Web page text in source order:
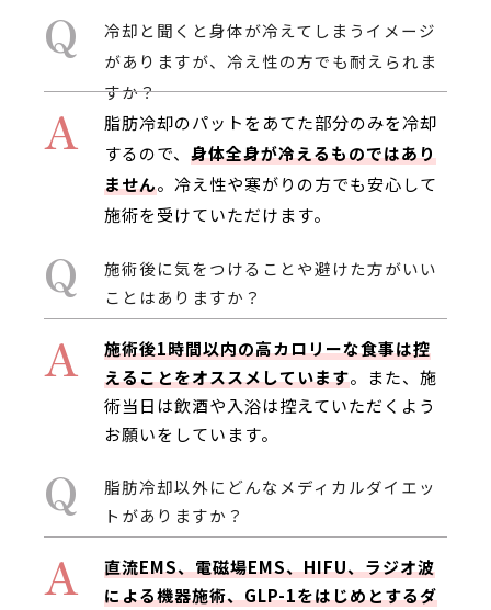
Q
冷却と聞くと身体が冷えてしまうイメージ
がありますが、冷え性の方でも耐えられま
すか？
A
脂肪冷却のパットをあてた部分のみを冷却
するので、身体全身が冷えるものではあり
ません。冷え性や寒がりの方でも安心して
施術を受けていただけます。
Q
施術後に気をつけることや避けた方がいい
ことはありますか？
A
施術後1時間以内の高カロリーな食事は控
えることをオススメしています。また、施
術当日は飲酒や入浴は控えていただくよう
お願いをしています。
Q
脂肪冷却以外にどんなメディカルダイエッ
トがありますか？
A
直流EMS、電磁場EMS、HIFU、ラジオ波
による機器施術、GLP-1をはじめとするダ